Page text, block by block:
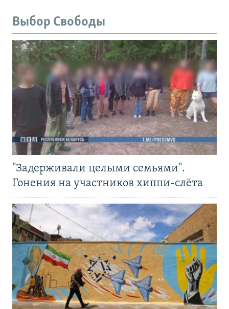
Выбор Свободы
"Задерживали целыми семьями".
Гонения на участников хиппи-слёта